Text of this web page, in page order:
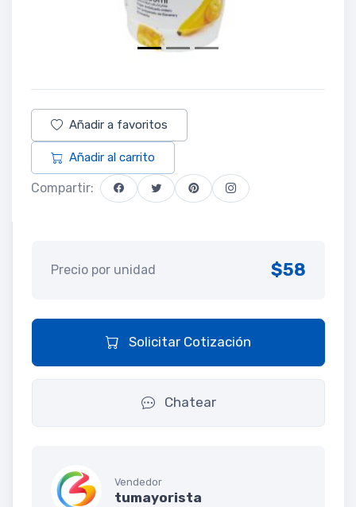
Añadir a favoritos
Añadir al carrito
Compartir:
Precio por unidad $58
Solicitar Cotización
Chatear
Vendedor
tumayorista